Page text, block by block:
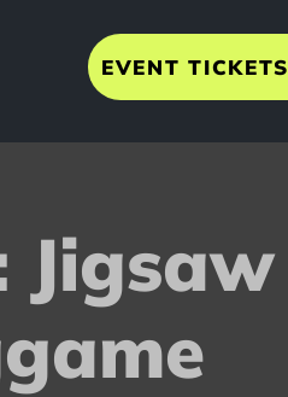
EVENT TICKETS
Jigsaw